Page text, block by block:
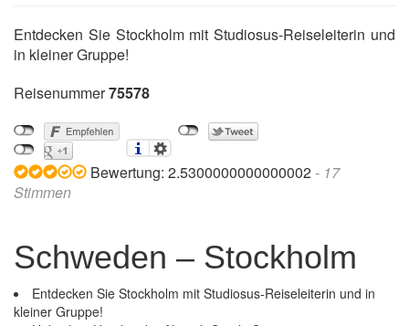
Entdecken Sie Stockholm mit Studiosus-Reiseleiterin und
in kleiner Gruppe!
Reisenummer75578
Bewertung: 2.5300000000000002 - 17
Stimmen
Schweden – Stockholm
Entdecken Sie Stockholm mit Studiosus-Reiseleiterin und in
kleiner Gruppe!